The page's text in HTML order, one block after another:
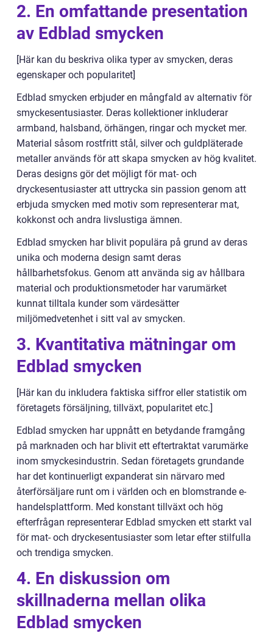
2. En omfattande presentation
av Edblad smycken
[Här kan du beskriva olika typer av smycken, deras
egenskaper och popularitet]
Edblad smycken erbjuder en mångfald av alternativ för
smyckesentusiaster. Deras kollektioner inkluderar
armband, halsband, örhängen, ringar och mycket mer.
Material såsom rostfritt stål, silver och guldpläterade
metaller används för att skapa smycken av hög kvalitet.
Deras designs gör det möjligt för mat- och
dryckesentusiaster att uttrycka sin passion genom att
erbjuda smycken med motiv som representerar mat,
kokkonst och andra livslustiga ämnen.
Edblad smycken har blivit populära på grund av deras
unika och moderna design samt deras
hållbarhetsfokus. Genom att använda sig av hållbara
material och produktionsmetoder har varumärket
kunnat tilltala kunder som värdesätter
miljömedvetenhet i sitt val av smycken.
3. Kvantitativa mätningar om
Edblad smycken
[Här kan du inkludera faktiska siffror eller statistik om
företagets försäljning, tillväxt, popularitet etc.]
Edblad smycken har uppnått en betydande framgång
på marknaden och har blivit ett eftertraktat varumärke
inom smyckesindustrin. Sedan företagets grundande
har det kontinuerligt expanderat sin närvaro med
återförsäljare runt om i världen och en blomstrande e-
handelsplattform. Med konstant tillväxt och hög
efterfrågan representerar Edblad smycken ett starkt val
för mat- och dryckesentusiaster som letar efter stilfulla
och trendiga smycken.
4. En diskussion om
skillnaderna mellan olika
Edblad smycken